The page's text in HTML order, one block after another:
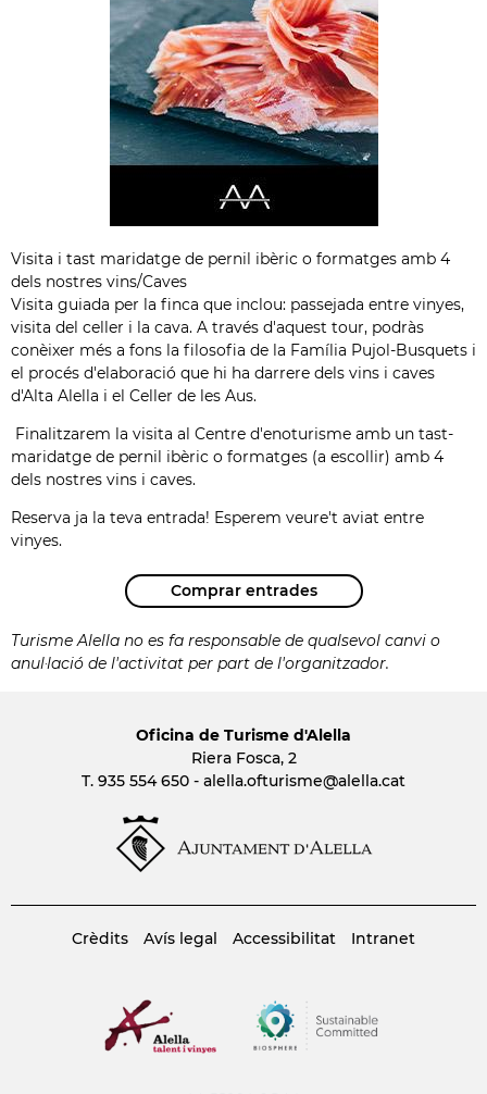
Visita i tast maridatge de pernil ibèric o formatges amb 4
dels nostres vins/Caves
Visita guiada per la finca que inclou: passejada entre vinyes,
visita del celler i la cava. A través d'aquest tour, podràs
conèixer més a fons la filosofia de la Família Pujol-Busquets i
el procés d'elaboració que hi ha darrere dels vins i caves
d'Alta Alella i el Celler de les Aus.
Finalitzarem la visita al Centre d'enoturisme amb un tast-
maridatge de pernil ibèric o formatges (a escollir) amb 4
dels nostres vins i caves.
Reserva ja la teva entrada! Esperem veure't aviat entre
vinyes.
Comprar entrades
Turisme Alella no es fa responsable de qualsevol canvi o
anul·lació de l'activitat per part de l'organitzador.
Oficina de Turisme d'Alella
Riera Fosca, 2
T. 935 554 650 - alella.ofturisme@alella.cat
Crèdits Avís legal Accessibilitat Intranet